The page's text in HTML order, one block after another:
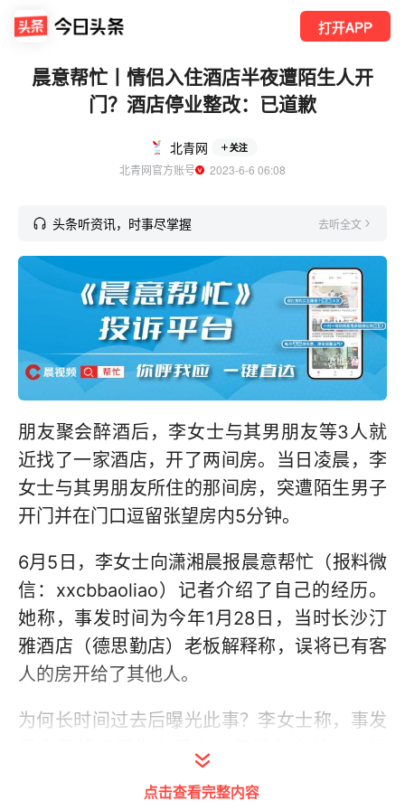
打开APP
晨意帮忙丨情侣入住酒店半夜遭陌生人开
门？酒店停业整改：已道歉
北青网 关注
北青网官方账号
  2023-6-6 06:08
头条听资讯，时事尽掌握 去听全文
朋友聚会醉酒后，李女士与其男朋友等3人就
近找了一家酒店，开了两间房。当日凌晨，李
女士与其男朋友所住的那间房，突遭陌生男子
开门并在门口逗留张望房内5分钟。
6月5日，李女士向潇湘晨报晨意帮忙（报料微
信：xxcbbaoliao）记者介绍了自己的经历。
她称，事发时间为今年1月28日，当时长沙汀
雅酒店（德思勤店）老板解释称，误将已有客
人的房开给了其他人。
为何长时间过去后曝光此事？李女士称，事发
后自己将经历发在网上，但没有人关注，近
况，便选择再次曝光，希望提醒其他女生住酒
点击查看完整内容